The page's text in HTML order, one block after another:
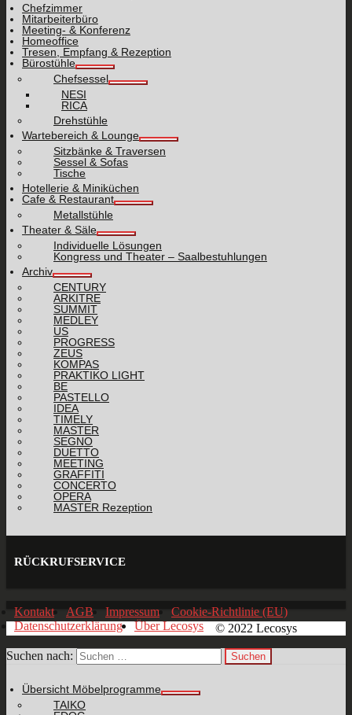
Chefzimmer
Mitarbeiterbüro
Meeting- & Konferenz
Homeoffice
Tresen, Empfang & Rezeption
Bürostühle
Chefsessel
NESI
RICA
Drehstühle
Wartebereich & Lounge
Sitzbänke & Traversen
Sessel & Sofas
Tische
Hotellerie & Miniküchen
Cafe & Restaurant
Metallstühle
Theater & Säle
Individuelle Lösungen
Kongress und Theater – Saalbestuhlungen
Archiv
CENTURY
ARKITRE
SUMMIT
MEDLEY
US
PROGRESS
ZEUS
KOMPAS
PRAKTIKO LIGHT
BE
PASTELLO
IDEA
TIMELY
MASTER
SEGNO
DUETTO
MEETING
GRAFFITI
CONCERTO
OPERA
MASTER Rezeption
RÜCKRUFSERVICE
Kontakt AGB Impressum
Cookie-Richtlinie (EU)
Datenschutzerklärung
Über Lecosys © 2022 Lecosys
Suchen nach:
Übersicht Möbelprogramme
TAIKO